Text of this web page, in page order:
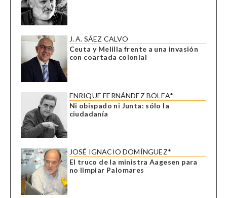
J. A. SÁEZ CALVO
Ceuta y Melilla frente a una invasión
con coartada colonial
ENRIQUE FERNÁNDEZ BOLEA*
Ni obispado ni Junta: sólo la
ciudadanía
JOSÉ IGNACIO DOMÍNGUEZ*
El truco de la ministra Aagesen para
no limpiar Palomares